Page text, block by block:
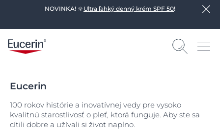
NOVINKA! 🔆 Ultra ľahký denný krém SPF 50!
Eucerin
100 rokov histórie a inovatívnej vedy pre vysoko
kvalitnú starostlivosť o pleť, ktorá funguje. Aby ste sa
cítili dobre a užívali si život naplno.